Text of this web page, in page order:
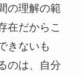
の理解の範
在だからこ
きないも
のは、自分